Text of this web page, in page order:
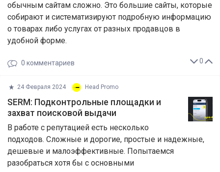
обычным сайтам сложно. Это большие сайты, которые
собирают и систематизируют подробную информацию
о товарах либо услугах от разных продавцов в
удобной форме.
0
0 комментариев
24 Февраля 2024 Head Promo
SERM: Подконтрольные площадки и
захват поисковой выдачи
В работе с репутацией есть несколько
подходов. Сложные и дорогие, простые и надежные,
дешевые и малоэффективные. Попытаемся
разобраться хотя бы с основными